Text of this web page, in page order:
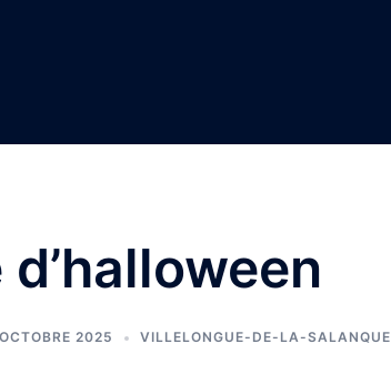
2025 VILLELONGUE-DE-LA-SALANQUE